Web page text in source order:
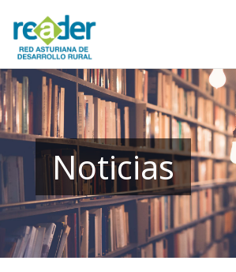
contenido
principal
Noticias